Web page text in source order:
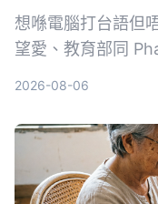
想喺電腦打台語但
望愛、教育部同
2026-08-06